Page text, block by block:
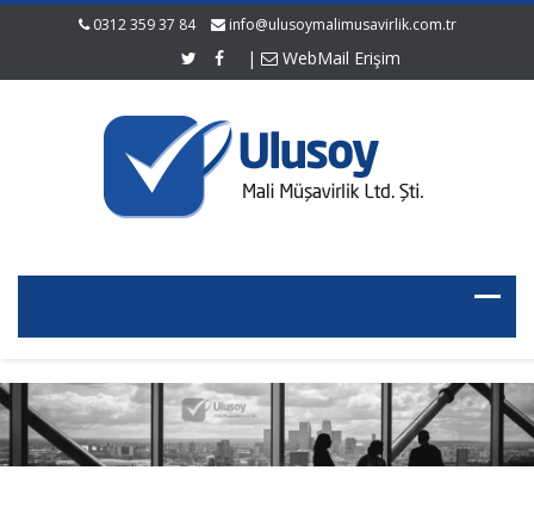
0312 359 37 84 info@ulusoymalimusavirlik.com.tr
| WebMail Erişim